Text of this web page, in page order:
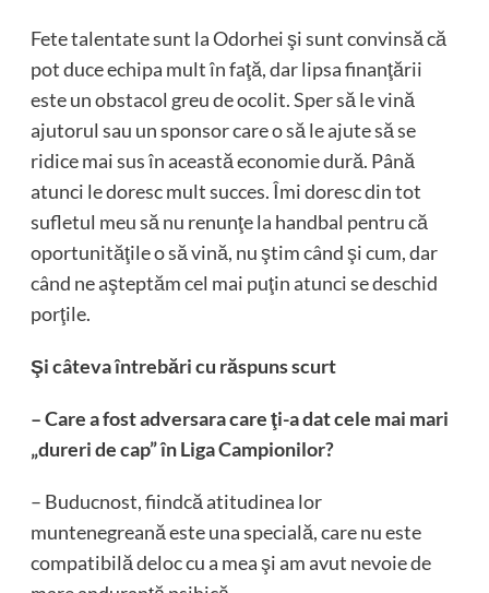
Fete talentate sunt la Odorhei şi sunt convinsă că
pot duce echipa mult în faţă, dar lipsa finanţării
este un obstacol greu de ocolit. Sper să le vină
ajutorul sau un sponsor care o să le ajute să se
ridice mai sus în această economie dură. Până
atunci le doresc mult succes. Îmi doresc din tot
sufletul meu să nu renunţe la handbal pentru că
oportunităţile o să vină, nu ştim când şi cum, dar
când ne aşteptăm cel mai puţin atunci se deschid
porţile.
Şi câteva întrebări cu răspuns scurt
– Care a fost adversara care ţi-a dat cele mai mari
„dureri de cap” în Liga Campionilor?
– Buducnost, fiindcă atitudinea lor
muntenegreană este una specială, care nu este
compatibilă deloc cu a mea şi am avut nevoie de